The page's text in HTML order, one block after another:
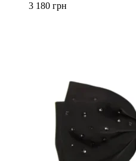
3 180 грн